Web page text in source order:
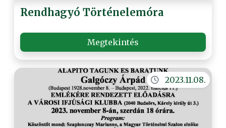
Rendhagyó Történelemóra
Megtekintés
2023.11.08.